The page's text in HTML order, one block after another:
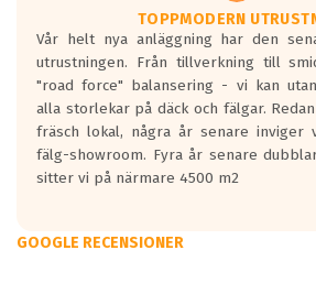
TOPPMODERN
Vår helt nya anläggning har den
utrustningen. Från tillverkning till
"road force" balansering - vi kan
alla storlekar på däck och fälgar.
fräsch lokal, några år senare inviger
fälg-showroom. Fyra år senare
sitter vi på närmare 4500 m2
GOOGLE RECENSIONER